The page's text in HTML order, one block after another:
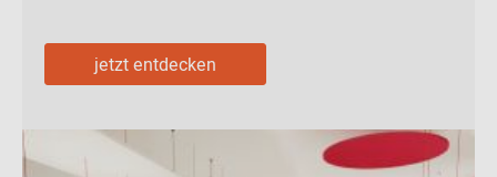
jetzt entdecken